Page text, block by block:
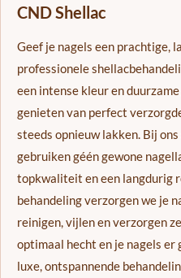
CND Shellac
Geef je nagels een prachtige,
professionele
een intense kleur en
genieten van perfect
steeds opnieuw lakken. Bij
gebruiken géén gewone
topkwaliteit en een langdurig
behandeling verzorgen we je
reinigen, vijlen en verzorgen
optimaal hecht en je nagels er
luxe, ontspannende